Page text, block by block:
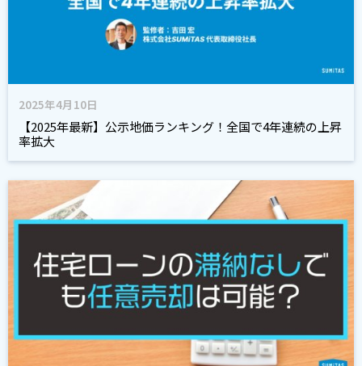
2025年4月10日
【2025年最新】公示地価ランキング！全国で4年連続の上昇
率拡大